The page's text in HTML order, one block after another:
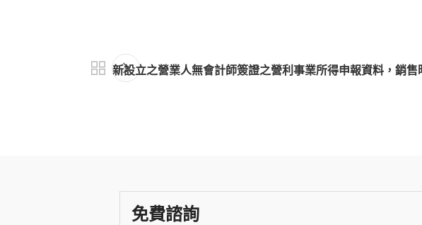
新設立之營業人無會計師簽證之營利事業所得申報資料，銷
免費諮詢